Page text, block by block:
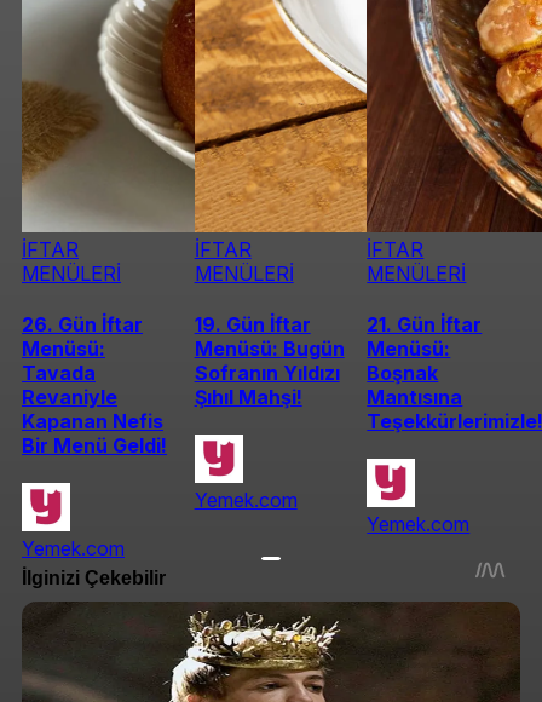
İFTAR
MENÜLERİ
26. Gün İftar
Menüsü:
Tavada
Revaniyle
Kapanan Nefis
Bir Menü Geldi!
Yemek.com
İFTAR
MENÜLERİ
19. Gün İftar
Menüsü: Bugün
Sofranın Yıldızı
Şıhıl Mahşi!
Yemek.com
İFTAR
MENÜLERİ
21. Gün İftar
Menüsü:
Boşnak
Mantısına
Yemek.com